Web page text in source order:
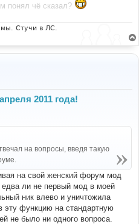
понял чё сказал?
Стучи в ЛС.
2011 года!
на вопросы, введя такую
на свой женский форум мод
едва ли не первый мод в моей
ник влево и уничтожила
эту функцию на стандартную
не было ни одного вопроса.